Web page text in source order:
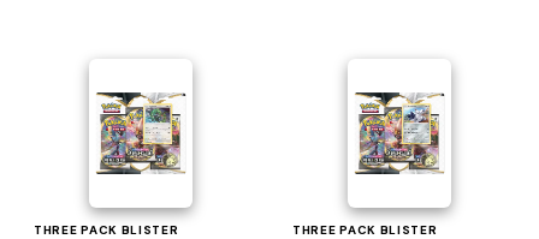
THREE PACK BLISTER THREE PACK BLISTER